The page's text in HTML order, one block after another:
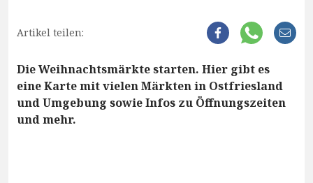
Artikel teilen:
Die Weihnachtsmärkte starten. Hier gibt es
eine Karte mit vielen Märkten in Ostfriesland
und Umgebung sowie Infos zu Öffnungszeiten
und mehr.